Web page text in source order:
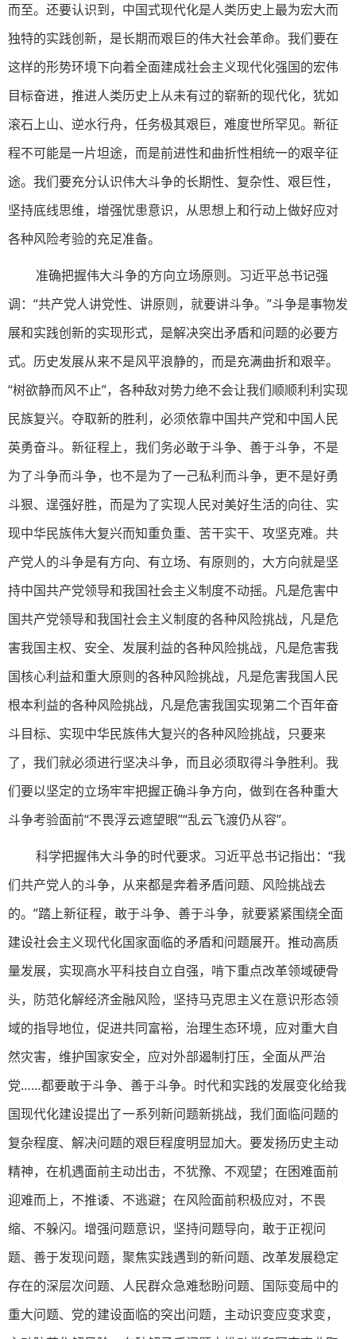
而至。还要认识到，中国式现代化是人类历史上最为宏大而
独特的实践创新，是长期而艰巨的伟大社会革命。我们要在
这样的形势环境下向着全面建成社会主义现代化强国的宏伟
目标奋进，推进人类历史上从未有过的崭新的现代化，犹如
滚石上山、逆水行舟，任务极其艰巨，难度世所罕见。新征
程不可能是一片坦途，而是前进性和曲折性相统一的艰辛征
途。我们要充分认识伟大斗争的长期性、复杂性、艰巨性，
坚持底线思维，增强忧患意识，从思想上和行动上做好应对
各种风险考验的充足准备。
准确把握伟大斗争的方向立场原则。习近平总书记强
调：“共产党人讲党性、讲原则，就要讲斗争。”斗争是事物发
展和实践创新的实现形式，是解决突出矛盾和问题的必要方
式。历史发展从来不是风平浪静的，而是充满曲折和艰辛。
“树欲静而风不止”，各种敌对势力绝不会让我们顺顺利利实现
民族复兴。夺取新的胜利，必须依靠中国共产党和中国人民
英勇奋斗。新征程上，我们务必敢于斗争、善于斗争，不是
为了斗争而斗争，也不是为了一己私利而斗争，更不是好勇
斗狠、逞强好胜，而是为了实现人民对美好生活的向往、实
现中华民族伟大复兴而知重负重、苦干实干、攻坚克难。共
产党人的斗争是有方向、有立场、有原则的，大方向就是坚
持中国共产党领导和我国社会主义制度不动摇。凡是危害中
国共产党领导和我国社会主义制度的各种风险挑战，凡是危
害我国主权、安全、发展利益的各种风险挑战，凡是危害我
国核心利益和重大原则的各种风险挑战，凡是危害我国人民
根本利益的各种风险挑战，凡是危害我国实现第二个百年奋
斗目标、实现中华民族伟大复兴的各种风险挑战，只要来
了，我们就必须进行坚决斗争，而且必须取得斗争胜利。我
们要以坚定的立场牢牢把握正确斗争方向，做到在各种重大
斗争考验面前“不畏浮云遮望眼”“乱云飞渡仍从容”。
科学把握伟大斗争的时代要求。习近平总书记指出：“我
们共产党人的斗争，从来都是奔着矛盾问题、风险挑战去
的。”踏上新征程，敢于斗争、善于斗争，就要紧紧围绕全面
建设社会主义现代化国家面临的矛盾和问题展开。推动高质
量发展，实现高水平科技自立自强，啃下重点改革领域硬骨
头，防范化解经济金融风险，坚持马克思主义在意识形态领
域的指导地位，促进共同富裕，治理生态环境，应对重大自
然灾害，维护国家安全，应对外部遏制打压，全面从严治
党……都要敢于斗争、善于斗争。时代和实践的发展变化给我
国现代化建设提出了一系列新问题新挑战，我们面临问题的
复杂程度、解决问题的艰巨程度明显加大。要发扬历史主动
精神，在机遇面前主动出击，不犹豫、不观望；在困难面前
迎难而上，不推诿、不逃避；在风险面前积极应对，不畏
缩、不躲闪。增强问题意识，坚持问题导向，敢于正视问
题、善于发现问题，聚焦实践遇到的新问题、改革发展稳定
存在的深层次问题、人民群众急难愁盼问题、国际变局中的
重大问题、党的建设面临的突出问题，主动识变应变求变，